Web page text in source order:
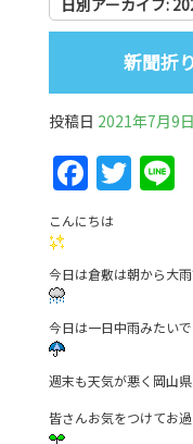
新聞折
投稿日 2021年7月9日
F
a
c
e
b
o
o
k
T
er
Li
こんにちは
今日は倉敷は朝から大
今日は一日中雨みたい
週末も天気が悪く岡山
皆さんお気をつけてお